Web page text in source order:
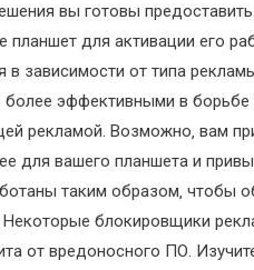
вы готовы
для активации его
зависимости от типа
эффективными в борьбе
рекламой. Возможно‚ вам
для вашего планшета и
таким образом‚ чтобы
блокировщики
от вредоносного ПО.